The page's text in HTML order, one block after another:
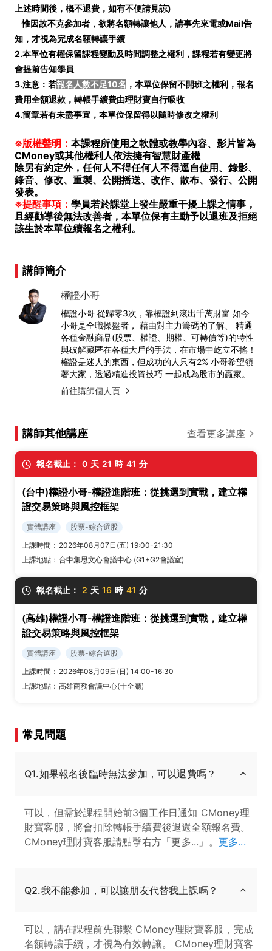
上述時間後，概不退費，如有不便請見諒)
惟因故不克參加者，欲將名額轉讓他人，請事先來電或Mail告
知，才視為完成名額轉讓手續
2.本單位有權保留課程變動及時間調整之權利，課程若有變更將
會提前告知學員
3.注意：若報名人數不足10名 ，本單位保留不開班之權利，報名
費用全額退款，轉帳手續費由理財寶自行吸收
4.簡章若有未盡事宜，本單位保留得以隨時修改之權利
※版權聲明： 本課程所使用之軟體或教學內容、影片皆為
CMoney或其他權利人依法擁有智慧財產權
除另有約定外，任何人不得任何人不得逕自使用、錄影、
錄音、修改、重製、公開播送、改作、散布、發行、公開
發表。
※提醒事項： 學員若於課堂上發生嚴重干擾上課之情事，
且經勸導後無法改善者，本單位保有主動予以退班及拒絕
該生於本單位續報名之權利。
講師簡介
權證小哥
權證小哥 從歸零3次，靠權證到滾出千萬財富 如今
小哥是全職操盤者， 藉由對主力籌碼的了解、 精通
各種金融商品(股票、權證、期權、可轉債等)的特性
與破解藏匿在各種大戶的手法，在市場中屹立不搖！
權證是迷人的東西，但成功的人只有2% 小哥希望領
著大家，透過精進投資技巧 一起成為股市的贏家。
前往講師個人頁
講師其他講座 查看更多講座
報名截止： 0 天 21 時 41 分
(台中)權證小哥-權證進階班：從挑選到實戰，建立權
證交易策略與風控框架
實體講座
股票-綜合選股
上課時間： 2026年08月07日(五) 19:00-21:30
上課地點： 台中集思文心會議中心 (G1+G2會議室)
報名截止： 2 天 16 時 41 分
(高雄)權證小哥-權證進階班：從挑選到實戰，建立權
證交易策略與風控框架
實體講座
股票-綜合選股
上課時間： 2026年08月09日(日) 14:00-16:30
上課地點： 高雄商務會議中心(十全廳)
常見問題
Q1.如果報名後臨時無法參加，可以退費嗎？
可以，但需於課程開始前3個工作日通知 CMoney理
財寶客服，將會扣除轉帳手續費後退還全額報名費。
CMoney理財寶客服請點擊右方「更多...」。 更多...
Q2.我不能參加，可以讓朋友代替我上課嗎？
可以，請在課程前先聯繫 CMoney理財寶客服，完成
名額轉讓手續，才視為有效轉讓。 CMoney理財寶客